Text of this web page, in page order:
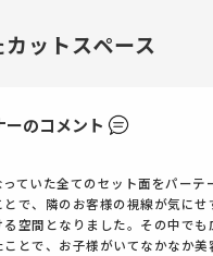
ットスペース
ーのコメント
ていた全てのセット面をパーテ
とで、隣のお客様の視線が気にせ
る空間となりました。その中でも
とで、お子様がいてなかなか美